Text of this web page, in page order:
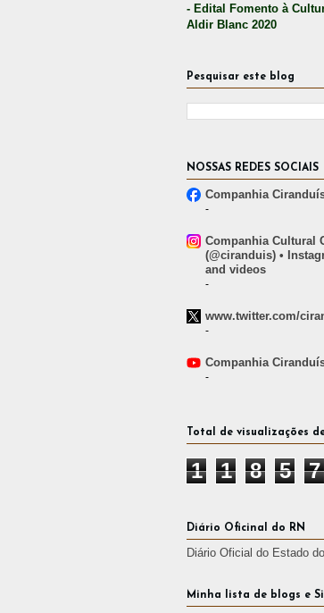
- Edital Fomento à
Aldir Blanc 2020
Pesquisar este blog
NOSSAS REDES SOCIAIS
Companhia
-
Companhia Cultural
(@ciranduis) •
and videos
-
www.twitter.com/
-
Companhia
-
Total de visualizações
1 1 8 5 7
Diário Oficinal do RN
Diário Oficial do Estado
Minha lista de blogs e